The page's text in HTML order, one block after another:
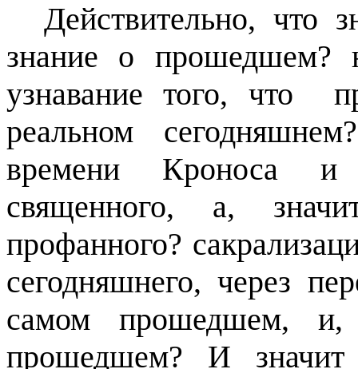
Действительно, что
знание о прошедшем?
узнавание того, что
реальном
времени Кроноса и
священного, а,
профанного?
сегодняшнего, через
самом прошедшем, и,
прошедшем? И значит